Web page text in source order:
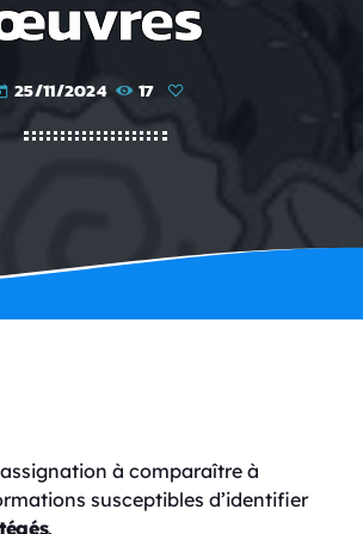
25/11/2024 17
à comparaître à
susceptibles d’identifier
.